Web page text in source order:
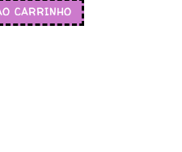
CARRINHO